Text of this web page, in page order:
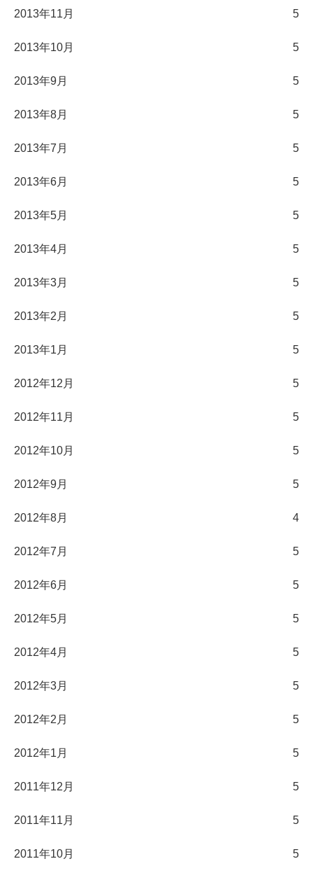
2013年11月 5
2013年10月 5
2013年9月 5
2013年8月 5
2013年7月 5
2013年6月 5
2013年5月 5
2013年4月 5
2013年3月 5
2013年2月 5
2013年1月 5
2012年12月 5
2012年11月 5
2012年10月 5
2012年9月 5
2012年8月 4
2012年7月 5
2012年6月 5
2012年5月 5
2012年4月 5
2012年3月 5
2012年2月 5
2012年1月 5
2011年12月 5
2011年11月 5
2011年10月 5